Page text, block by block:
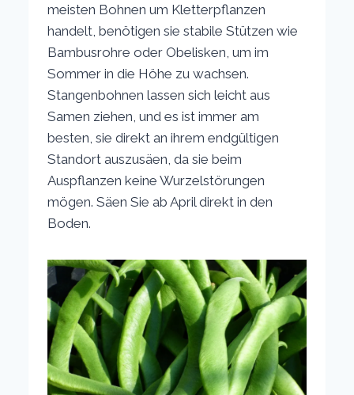
meisten Bohnen um Kletterpflanzen
handelt, benötigen sie stabile Stützen wie
Bambusrohre oder Obelisken, um im
Sommer in die Höhe zu wachsen.
Stangenbohnen lassen sich leicht aus
Samen ziehen, und es ist immer am
besten, sie direkt an ihrem endgültigen
Standort auszusäen, da sie beim
Auspflanzen keine Wurzelstörungen
mögen. Säen Sie ab April direkt in den
Boden.